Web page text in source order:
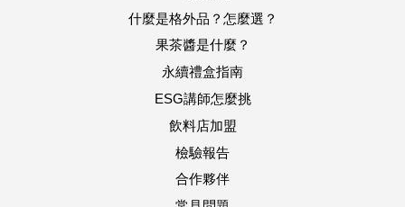
什麼是格外品？怎麼選？
果茶醬是什麼？
永續禮盒指南
ESG講師怎麼挑
飲料店加盟
檢驗報告
合作夥伴